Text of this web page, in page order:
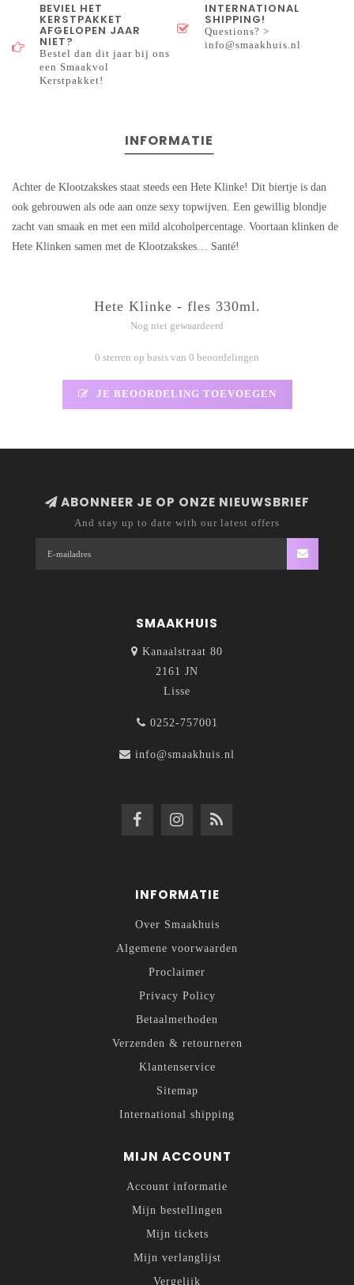
BEVIEL HET
KERSTPAKKET
AFGELOPEN JAAR
NIET?
Bestel dan dit jaar bij ons
een Smaakvol
Kerstpakket!
INTERNATIONAL
SHIPPING!
Questions? >
info@smaakhuis.nl
INFORMATIE
Achter de Klootzakskes staat steeds een Hete Klinke! Dit biertje is dan
ook gebrouwen als ode aan onze sexy topwijven. Een gewillig blondje
zacht van smaak en met een mild alcoholpercentage. Voortaan klinken de
Hete Klinken samen met de Klootzakskes… Santé!
Hete Klinke - fles 330ml.
Nog niet gewaardeerd
0 sterren op basis van 0 beoordelingen
JE BEOORDELING TOEVOEGEN
ABONNEER JE OP ONZE NIEUWSBRIEF
And stay up to date with our latest offers
SMAAKHUIS
Kanaalstraat 80
2161 JN
Lisse
0252-757001
info@smaakhuis.nl
INFORMATIE
Over Smaakhuis
Algemene voorwaarden
Proclaimer
Privacy Policy
Betaalmethoden
Verzenden & retourneren
Klantenservice
Sitemap
International shipping
MIJN ACCOUNT
Account informatie
Mijn bestellingen
Mijn tickets
Mijn verlanglijst
Vergelijk